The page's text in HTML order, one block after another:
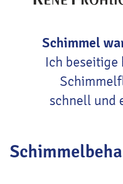
Schimmel
Ich beseitige
schnell und